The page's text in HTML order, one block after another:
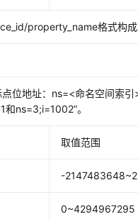
property_name格式构成
位地址：ns=<命名空间索
ns=3;i=1002”。
取值范围
-
0~4294967295